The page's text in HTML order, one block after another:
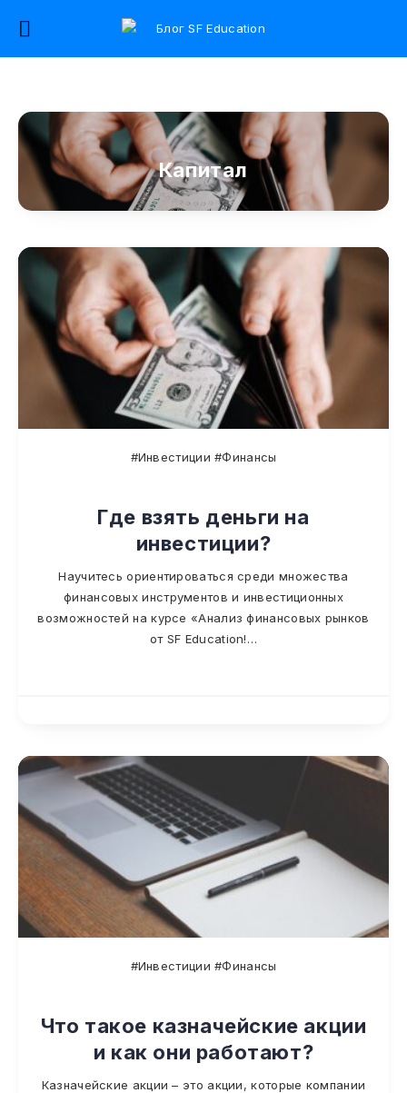
Капитал
#Инвестиции #Финансы
Где взять деньги на
инвестиции?
Научитесь ориентироваться среди множества
финансовых инструментов и инвестиционных
возможностей на курсе «Анализ финансовых рынков
от SF Education!…
#Инвестиции #Финансы
Что такое казначейские акции
и как они работают?
Казначейские акции – это акции, которые компании